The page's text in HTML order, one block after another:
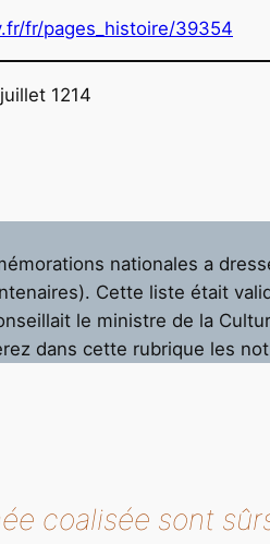
fr/pages_histoire/39354
1214
nationales a
Cette liste était
le ministre de la
dans cette rubrique les
coalisée sont